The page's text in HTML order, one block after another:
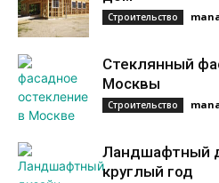
Строительство
Стеклянный
Москвы
Строительство
Ландшафтный
круглый год